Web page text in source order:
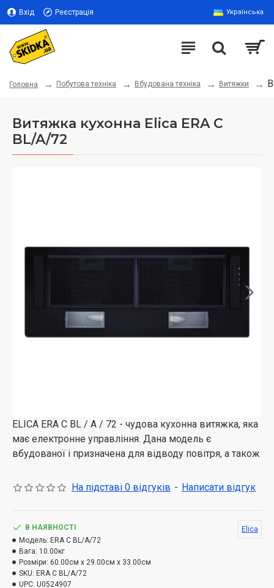
Вхід Реєстрація Українська
Головна Побутова техніка Вбудована техніка Витяжки
Витяжка кухонна Elica ERA C
BL/A/72
ELICA ERA C BL / A / 72 - чудова кухонна витяжка, яка
має електронне управління. Дана модель є
вбудованої і призначена для відводу повітря, а також
На підставі 0 відгуків - Написати відгук
В НАЯВНОСТІ
Модель: ERA C BL/A/72
Вага: 10.00кг
Розміри: 60.00см x 29.00см x 33.00см
SKU: ERA C BL/A/72
UPC: U0524907
Elica